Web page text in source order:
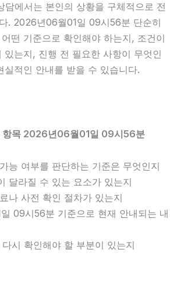
담에서는 본인의 상황을 구체적으로 전
. 2026년06월01일 09시56분 단순히
떤 기준으로 확인해야 하는지, 조건이
있는지, 진행 전 필요한 사항이 무엇인
실적인 안내를 받을 수 있습니다.
항목 2026년06월01일 09시56분
능 여부를 판단하는 기준은 무엇인지
달라질 수 있는 요소가 있는지
나 사전 확인 절차가 있는지
09시56분 기준으로 현재 안내되는 내
시 확인해야 할 부분이 있는지